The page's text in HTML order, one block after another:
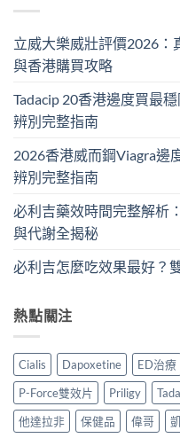
立威大樂威壯評價2026：
與香港購買攻略
Tadacip 20香港邊度買最
辨別完整指南
2026香港威而鋼Viagra邊
辨別完整指南
必利吉藥效時間完整解析
與代謝全揭秘
必利吉怎麼吃效果最好？
熱點關注
Cialis Dapoxetine ED治療
P-Force雙效片
Priligy
他達拉非
保健品 偉哥